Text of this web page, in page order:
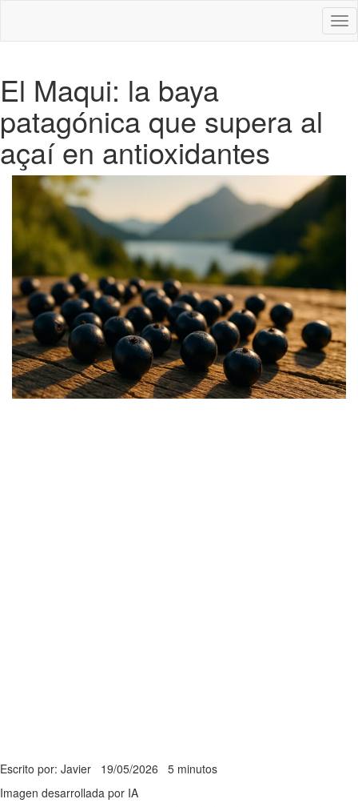
El Maqui: la baya
patagónica que supera al
açaí en antioxidantes
Escrito por: Javier 19/05/2026 5 minutos
Imagen desarrollada por IA